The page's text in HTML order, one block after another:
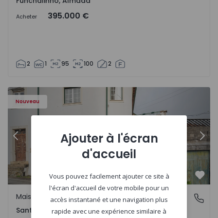
Acheter 395.000 €
2 1 95 100 2
Nouveau
Précédent
Santa Clara e Castelo Viegas, Coimbra
Maison Jumelée
Santa Clara e Castelo Viegas, Coimbra
Ajouter à l'écran
d'accueil
Vous pouvez facilement ajouter ce site à
l'écran d'accueil de votre mobile pour un
accès instantané et une navigation plus
rapide avec une expérience similaire à